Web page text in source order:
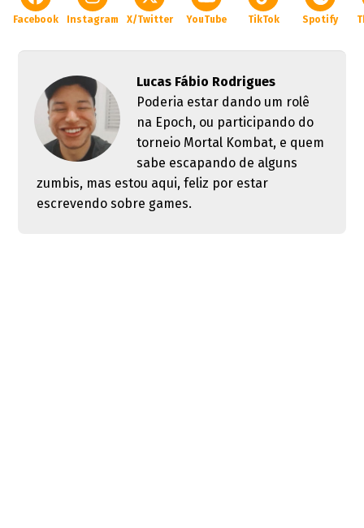
Facebook Instagram X/Twitter YouTube TikTok Spotify
Lucas Fábio Rodrigues
Poderia estar dando um rolê
na Epoch, ou participando do
torneio Mortal Kombat, e quem
sabe escapando de alguns
zumbis, mas estou aqui, feliz por estar
escrevendo sobre games.